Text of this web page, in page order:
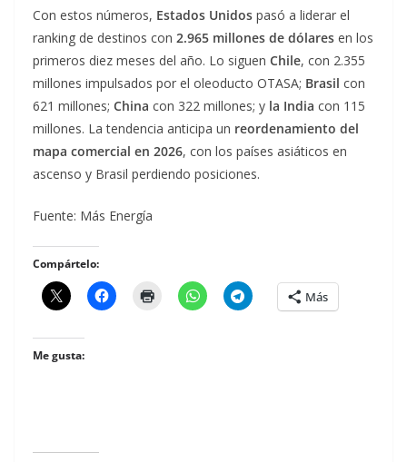
Con estos números, Estados Unidos pasó a liderar el
ranking de destinos con 2.965 millones de dólares en los
primeros diez meses del año. Lo siguen Chile, con 2.355
millones impulsados por el oleoducto OTASA; Brasil con
621 millones; China con 322 millones; y la India con 115
millones. La tendencia anticipa un reordenamiento del
mapa comercial en 2026, con los países asiáticos en
ascenso y Brasil perdiendo posiciones.
Fuente: Más Energía
Compártelo:
Más
Me gusta: